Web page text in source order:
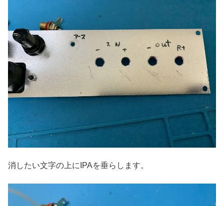
消したい文字の上にIPAを垂らします。